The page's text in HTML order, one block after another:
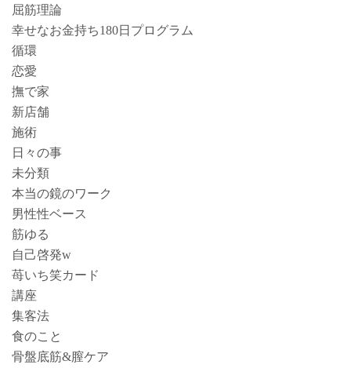
屈筋理論
幸せなお金持ち180日プログラム
循環
恋愛
撫で家
新店舗
施術
日々の事
未分類
本当の鏡のワーク
男性性ベース
筋ゆる
自己啓発w
苺いち笑カード
講座
集客法
食のこと
骨盤底筋&膣ケア